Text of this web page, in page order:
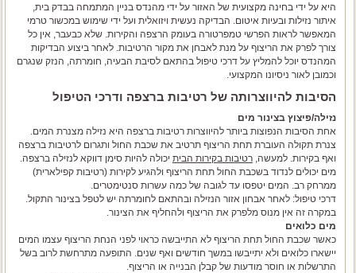
היא על ידי בחינה מקצועית של האזור על ידי מהנדס בניין המתמחה בבדק בית,
איתור נזילות ובעיות איטום. הבדיקה נעשית ויזואלית ועל ידי שימוש במכשור טרמי
המאפשר לראות הפרשי טמפרטורה בעומק הרצפה והקירות. שלא כבעבר, אין כל
צורך לפרק את הריצוף על מנת לאבחן את מקור הרטיבות. לאחר ביצוע הבדיקות
המהנדס יוכל להמליץ על דרכי טיפול בהתאם לסיבת הבעיה, חומרתה, הנזק שנגרם
וכמובן לאור ניסיונו המקצועי.
הסיבות להיווצרותה של רטיבות ברצפה ודרכי הטיפול
נזילה/פיצוץ בצינור מים
אחת הסיבות הנפוצות ביותר להיווצרות רטיבות ברצפה היא נזילה מצנרת המים.
צנרת תקולה העוברת תחת הריצוף תרטיב את שכבת החול ותגרום לרטיבות ברצפה
ואף בקירות. למעשה,רטיבות בקירות הבית יכולה להיות סימן דווקא לנזילה ברצפה.
מים יכולים לנדוד בשכבת החול תחת הריצוף ולהגיע לקירות (רטיבות קפילארית)
ממרחק רב. המים יטפסו עד לגובה של כמה עשרות סנטימטרים.
דרכי טיפול: לאחר אבחון אזור הנזילה ובהתאם לחומרתה יש לטפל בצינור התקול.
במקרה זה אין מנוס מלפרק את הריצוף ולהחליף את הצינור.
מים כלואים
כאשר שכבת החול תחת הריצוף לא התייבשה כראוי לפני הנחת הריצוף עצמו המים
יישארו כלואים ולא יתייבשו במשך חודשים ואף שנים. התופעה מתרחשת לרוב בשל
התרשלות או חוסר מודעות של קבלן הבנייה או הריצוף.